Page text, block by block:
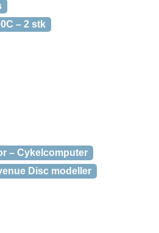
– 2 stk
– Cykelcomputer
Disc modeller